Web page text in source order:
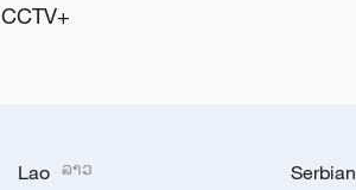
CCTV+
Lao ລາວ Serbian